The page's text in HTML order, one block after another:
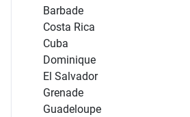
Barbade
Costa Rica
Cuba
Dominique
El Salvador
Grenade
Guadeloupe